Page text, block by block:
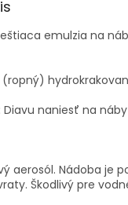
emulzia na
Diavu naniesť na
aerosól. Nádoba je
Škodlivý pre